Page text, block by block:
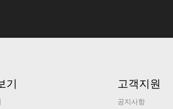
기 고객지원
공지사항